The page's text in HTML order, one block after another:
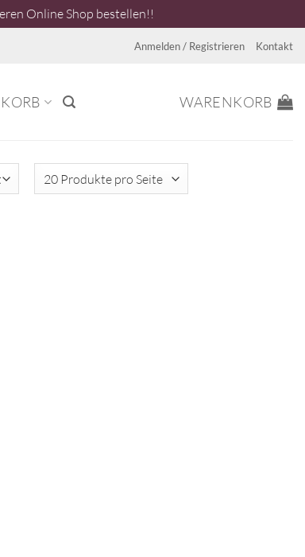
Online Shop bestellen!!
Anmelden / Registrieren Kontakt
WARENKORB